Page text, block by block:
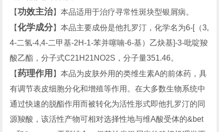
【功效主治】本品适用于治疗寻常性斑块型银屑病。
【化学成分】本品主要成份是他扎罗汀，化学名为6-[（3,
4-二氢-4,4-二甲基-2H-1-苯并噻喃-6-基）乙炔基]-3-吡啶羧
酸乙酯，分子式C21H21NO2S，分子量351.46。
【药理作用 】本品为皮肤外用的类维生素A的前体药，具
有调节表皮细胞分化和增殖等作用。在大多数生物系统中
通过快速的脱酯作用而被转化为活性形式即他扎罗汀的同
源羧酸，该活性产物可相对选择性地与维A酸受体的&bet